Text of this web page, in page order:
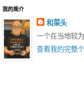
我的简介
和菜头
一个在当地较
查看我的完整